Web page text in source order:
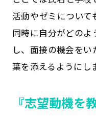
活動やゼミについて
同時に自分がどの
し、面接の機会を
葉を添えるようにし
『志望動機を